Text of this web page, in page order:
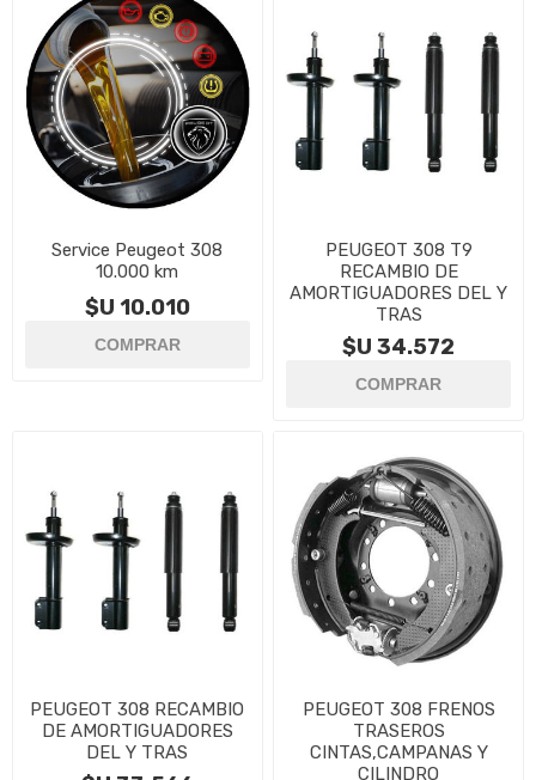
Service Peugeot 308
10.000 km
$U 10.010
PEUGEOT 308 T9
RECAMBIO DE
AMORTIGUADORES DEL Y
TRAS
$U 34.572
PEUGEOT 308 RECAMBIO
DE AMORTIGUADORES
DEL Y TRAS
PEUGEOT 308 FRENOS
TRASEROS
CINTAS,CAMPANAS Y
CILINDRO